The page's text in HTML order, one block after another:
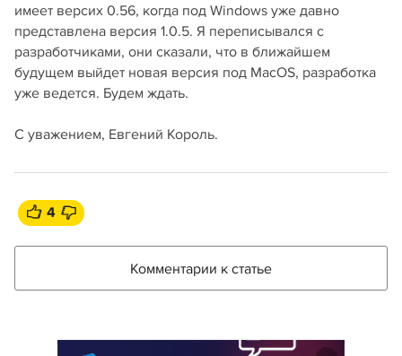
имеет версих 0.56, когда под Windows уже давно
представлена версия 1.0.5. Я переписывался с
разработчиками, они сказали, что в ближайшем
будущем выйдет новая версия под MacOS, разработка
уже ведется. Будем ждать.
С уважением, Евгений Король.
4
Комментарии к статье